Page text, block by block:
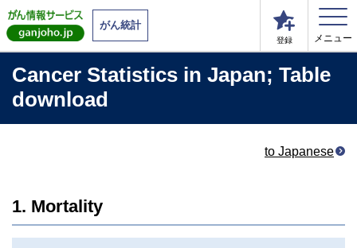
がん統計
登録 メニュー
Cancer Statistics in Japan; Table
download
to Japanese
1. Mortality